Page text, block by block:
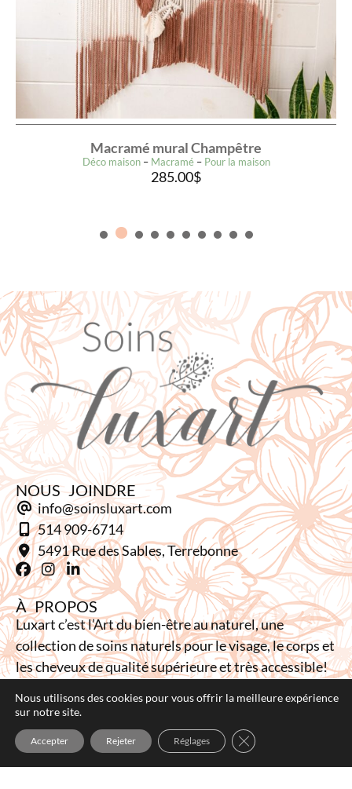
Macramé mural Champêtre
Déco maison– Macramé– Pour la maison
285.00$
NOUS JOINDRE
info@soinsluxart.com
514 909-6714
5491 Rue des Sables, Terrebonne
À PROPOS
Luxart c’est l’Art du bien-être au naturel, une
collection de soins naturels pour le visage, le corps et
les cheveux de qualité supérieure et très accessible!
L'INFOLETTRE
Nous utilisons des cookies pour vous offrir la meilleure expérience
sur notre site.
Accepter Rejeter Réglages FERMER LA